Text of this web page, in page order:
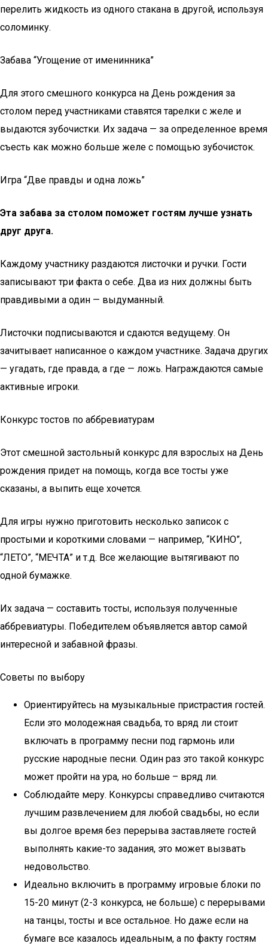
перелить жидкость из одного стакана в другой, используя
соломинку.
Забава “Угощение от именинника”
Для этого смешного конкурса на День рождения за
столом перед участниками ставятся тарелки с желе и
выдаются зубочистки. Их задача — за определенное время
съесть как можно больше желе с помощью зубочисток.
Игра “Две правды и одна ложь”
Эта забава за столом поможет гостям лучше узнать
друг друга.
Каждому участнику раздаются листочки и ручки. Гости
записывают три факта о себе. Два из них должны быть
правдивыми а один — выдуманный.
Листочки подписываются и сдаются ведущему. Он
зачитывает написанное о каждом участнике. Задача других
— угадать, где правда, а где — ложь. Награждаются самые
активные игроки.
Конкурс тостов по аббревиатурам
Этот смешной застольный конкурс для взрослых на День
рождения придет на помощь, когда все тосты уже
сказаны, а выпить еще хочется.
Для игры нужно приготовить несколько записок с
простыми и короткими словами — например, “КИНО”,
“ЛЕТО”, “МЕЧТА” и т.д. Все желающие вытягивают по
одной бумажке.
Их задача — составить тосты, используя полученные
аббревиатуры. Победителем объявляется автор самой
интересной и забавной фразы.
Советы по выбору
Ориентируйтесь на музыкальные пристрастия гостей.
Если это молодежная свадьба, то вряд ли стоит
включать в программу песни под гармонь или
русские народные песни. Один раз это такой конкурс
может пройти на ура, но больше – вряд ли.
Соблюдайте меру. Конкурсы справедливо считаются
лучшим развлечением для любой свадьбы, но если
вы долгое время без перерыва заставляете гостей
выполнять какие-то задания, это может вызвать
недовольство.
Идеально включить в программу игровые блоки по
15-20 минут (2-3 конкурса, не больше) с перерывами
на танцы, тосты и все остальное. Но даже если на
бумаге все казалось идеальным, а по факту гостям